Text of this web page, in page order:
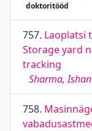
doktoritööd
757. Laoplatsi
Storage yard
tracking
Sharma, Ishan
758.